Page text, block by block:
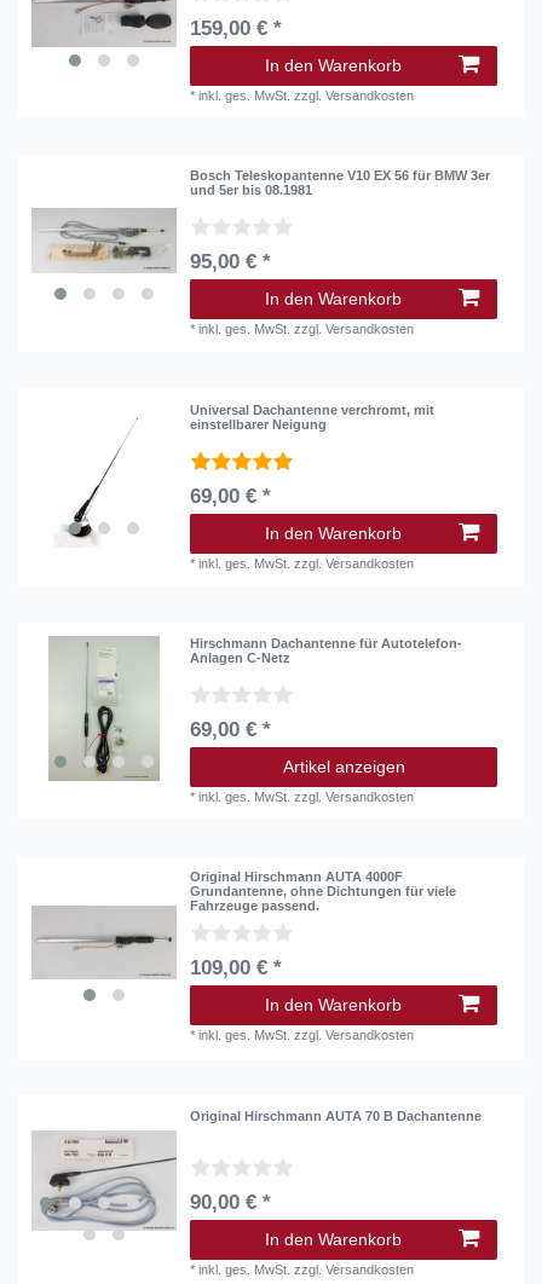
159,00 € *
In den Warenkorb
*inkl. ges. MwSt. zzgl.Versandkosten
Bosch Teleskopantenne V10 EX 56 für BMW 3er
und 5er bis 08.1981
95,00 € *
In den Warenkorb
*inkl. ges. MwSt. zzgl.Versandkosten
Universal Dachantenne verchromt, mit
einstellbarer Neigung
69,00 € *
In den Warenkorb
*inkl. ges. MwSt. zzgl.Versandkosten
Hirschmann Dachantenne für Autotelefon-
Anlagen C-Netz
69,00 € *
Artikel anzeigen
*inkl. ges. MwSt. zzgl.Versandkosten
Original Hirschmann AUTA 4000F
Grundantenne, ohne Dichtungen für viele
Fahrzeuge passend.
109,00 € *
In den Warenkorb
*inkl. ges. MwSt. zzgl.Versandkosten
Original Hirschmann AUTA 70 B Dachantenne
90,00 € *
In den Warenkorb
*inkl. ges. MwSt. zzgl.Versandkosten